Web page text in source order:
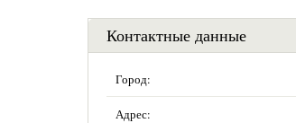
Контактные данные
Город:
Адрес: